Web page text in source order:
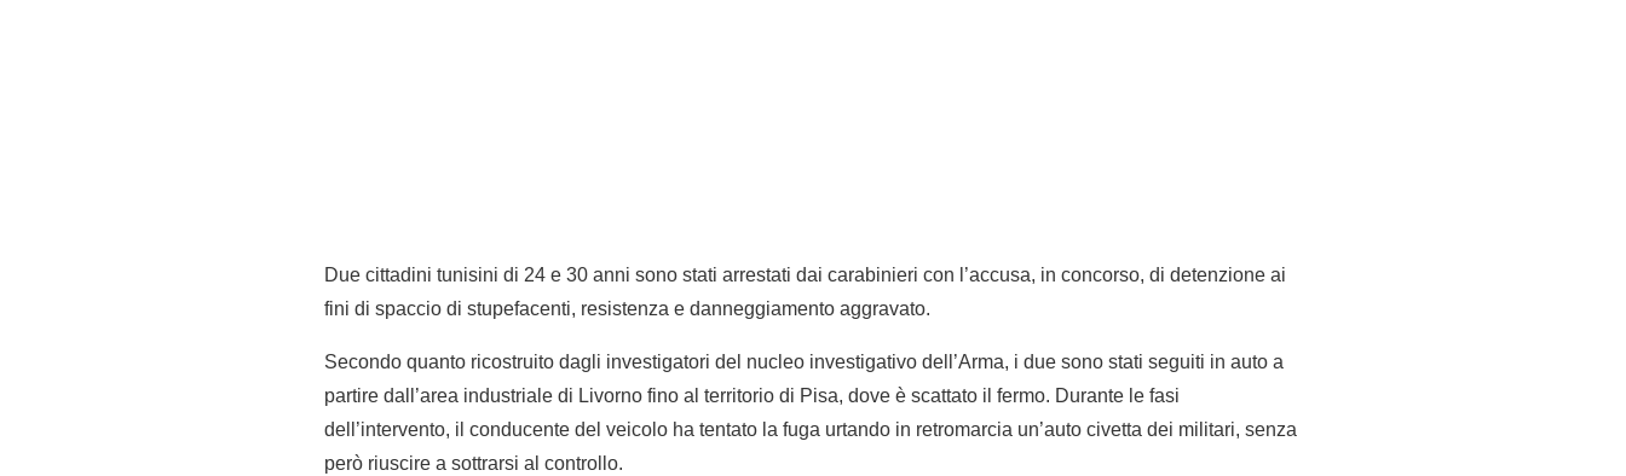
Due cittadini tunisini di 24 e 30 anni sono stati arrestati dai carabinieri con l’accusa, in concorso, di detenzione ai
fini di spaccio di stupefacenti, resistenza e danneggiamento aggravato.
Secondo quanto ricostruito dagli investigatori del nucleo investigativo dell’Arma, i due sono stati seguiti in auto a
partire dall’area industriale di Livorno fino al territorio di Pisa, dove è scattato il fermo. Durante le fasi
dell’intervento, il conducente del veicolo ha tentato la fuga urtando in retromarcia un’auto civetta dei militari, senza
però riuscire a sottrarsi al controllo.